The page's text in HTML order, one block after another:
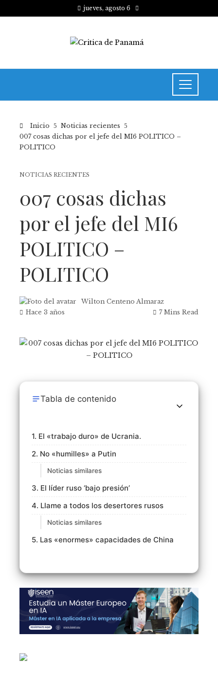
jueves, agosto 6
Inicio
Noticias recientes
007 cosas dichas por el jefe del MI6 POLITICO –
POLITICO
NOTICIAS RECIENTES
007 cosas dichas
por el jefe del MI6
POLITICO –
POLITICO
Wilton Centeno Almaraz
Hace 3 años
7 Mins Read
Tabla de contenido
1. El «trabajo duro» de Ucrania.
2. No «humilles» a Putin
Noticias similares
3. El líder ruso ‘bajo presión’
4. Llame a todos los desertores rusos
Noticias similares
5. Las «enormes» capacidades de China